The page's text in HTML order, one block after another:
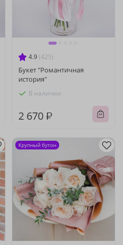
4.9 (425)
Букет "Романтичная
история"
В наличии
2 670 ₽
Крупный бутон